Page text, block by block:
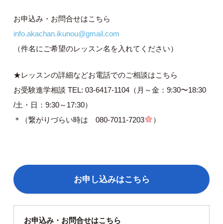
お申込み・お問合せはこちら
info.akachan.ikunou@gmail.com
（件名にご希望のレッスン名を入れてください）
★レッスンの詳細などお電話でのご相談はこちら
お受験進学相談 TEL: 03-6417-1104（月～金：9:30〜18:30
/土・日：9:30～17:30）
＊（繋がりづらい時は 080-7011-7203
）
お申し込みはこちら
お申込み・お問合せはこちら